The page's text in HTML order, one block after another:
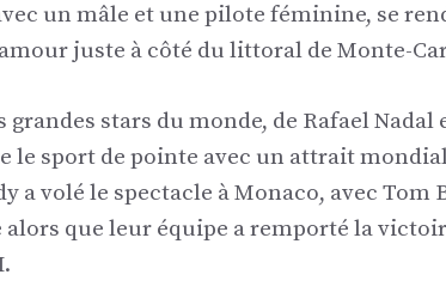
un mâle et une pilote féminine, se
juste à côté du littoral de Monte-
stars du monde, de Rafael Nadal
le sport de pointe avec un attrait
a volé le spectacle à Monaco, avec Tom
que leur équipe a remporté la